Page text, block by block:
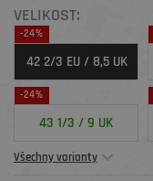
VELIKOST:
-24%
42 2/3 EU / 8,5 UK
-24%
43 1/3 / 9 UK
Všechny varianty